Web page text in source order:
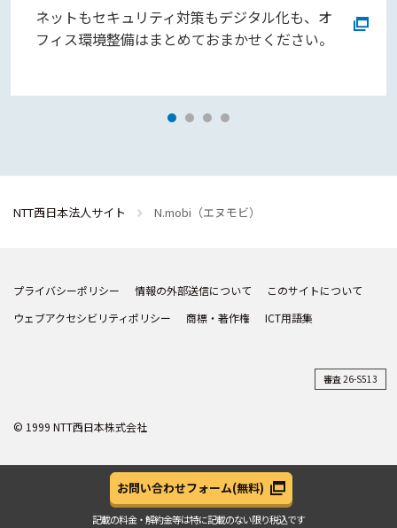
ネットもセキュリティ対策もデジタル化も、オ
フィス環境整備はまとめておまかせください。
NTT西日本法人サイト N.mobi（エヌモビ）
プライバシーポリシー 情報の外部送信について
このサイトについて
ウェブアクセシビリティポリシー
商標・著作権 ICT用語集
審査 26-S513
© 1999 NTT西日本株式会社
お問い合わせフォーム(無料)
記載の料金・解約金等は特に記載のない限り税込です